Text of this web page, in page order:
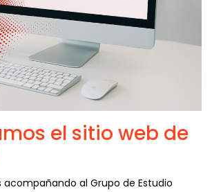
el sitio web de
acompañando al Grupo de Estudio